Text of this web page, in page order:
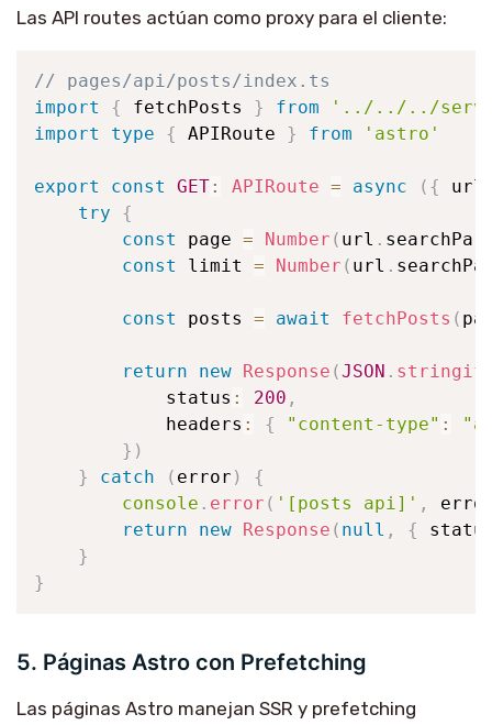
Las API routes actúan como proxy para el cliente:
// pages/api/posts/index.ts
import
{ fetchPosts } from
'../../../
import
type { APIRoute } from 'astro'
export const GET: APIRoute = async ( {
try
{
const
page = Number ( url .
const
limit = Number ( url .
const posts = await fetchPosts (
return new Response (JSON .
            status
: 200 ,
            headers
: { "content-type" :
} )
}
catch ( error )
{
console . error ( '[posts api]' ,
return
new Response ( null , {
}
}
5. Páginas Astro con Prefetching
Las páginas Astro manejan SSR y prefetching